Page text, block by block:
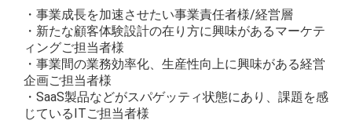
・事業成長を加速させたい事業責任者様/経営層
・新たな顧客体験設計の在り方に興味があるマーケテ
ィングご担当者様
・事業間の業務効率化、生産性向上に興味がある経営
企画ご担当者様
・SaaS製品などがスパゲッティ状態にあり、課題を感
じているITご担当者様